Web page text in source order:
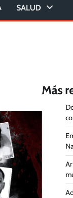
SALUD
Más